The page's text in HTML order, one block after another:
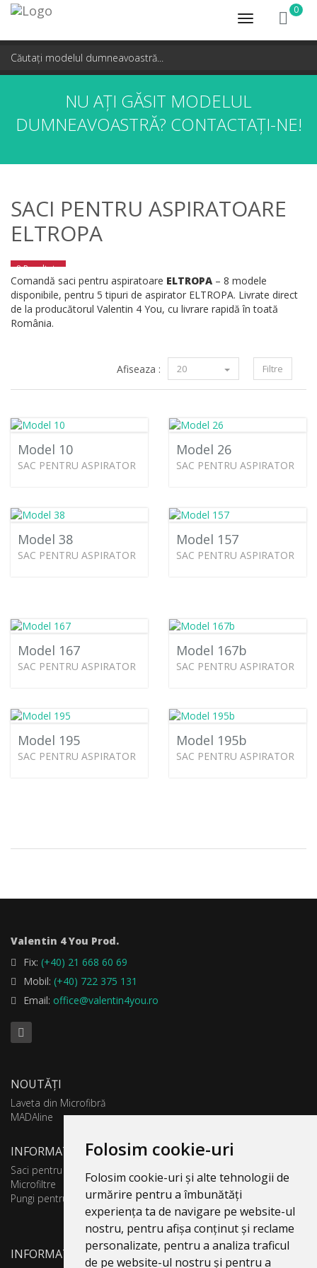
Folosim cookie-uri
Folosim cookie-uri și alte tehnologii de
urmărire pentru a îmbunătăți
experiența ta de navigare pe website-ul
nostru, pentru afișa conținut și reclame
personalizate, pentru a analiza traficul
de pe website-ul nostru și pentru a
Toggle
navigation
0
NU AȚI GĂSIT MODELUL
DUMNEAVOASTRĂ? CONTACTAȚI-NE!
SACI PENTRU ASPIRATOARE
ELTROPA
8 Rezultate
Comandă saci pentru aspiratoare ELTROPA – 8 modele
disponibile, pentru 5 tipuri de aspirator ELTROPA. Livrate direct
de la producătorul Valentin 4 You, cu livrare rapidă în toată
România.
Filtre
Afiseaza : 20
Model 10
SAC PENTRU ASPIRATOR
Model 26
SAC PENTRU ASPIRATOR
Model 38
SAC PENTRU ASPIRATOR
Model 157
SAC PENTRU ASPIRATOR
Model 167
SAC PENTRU ASPIRATOR
Model 167b
SAC PENTRU ASPIRATOR
Model 195
SAC PENTRU ASPIRATOR
Model 195b
SAC PENTRU ASPIRATOR
Valentin 4 You Prod.
Fix: (+40) 21 668 60 69
Mobil: (+40) 722 375 131
Email: office@valentin4you.ro
NOUTĂȚI
Laveta din Microfibră
MADAline
INFORMATII PRODUSE
Saci pentru aspirator
Microfiltre
Pungi pentru colectare praf
INFORMATII UTILE